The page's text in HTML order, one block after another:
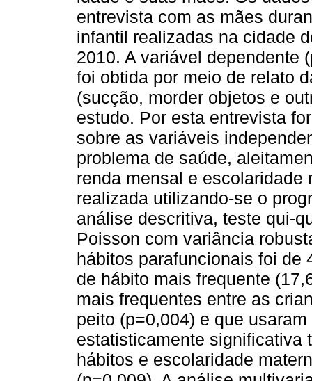
entrevista com as mães
infantil realizadas na cidade
2010. A variável dependente
foi obtida por meio de relato
(sucção, morder objetos e
estudo. Por esta entrevista
sobre as variáveis
problema de saúde,
renda mensal e
realizada utilizando-se o
análise descritiva, teste qui-
Poisson com variância
hábitos parafuncionais foi de
de hábito mais frequente
mais frequentes entre as
peito (p=0,004) e que
estatisticamente significativa
hábitos e escolaridade